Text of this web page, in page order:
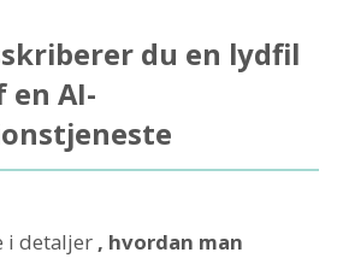
du en lydfil
AI-
i detaljer , hvordan man